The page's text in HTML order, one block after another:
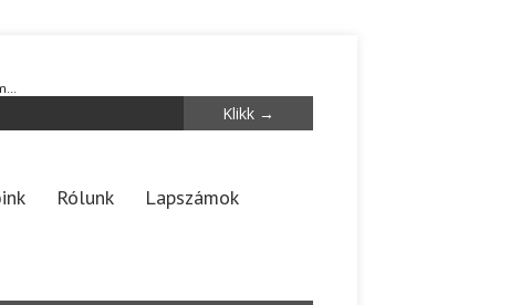
Rólunk
Lapszámok